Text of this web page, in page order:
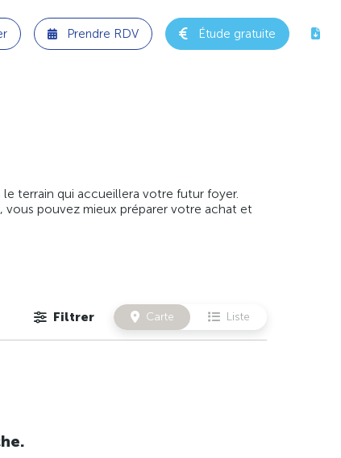
Prendre RDV Étude gratuite
terrain qui accueillera votre futur foyer.
vous pouvez mieux préparer votre achat et
Filtrer Carte Liste